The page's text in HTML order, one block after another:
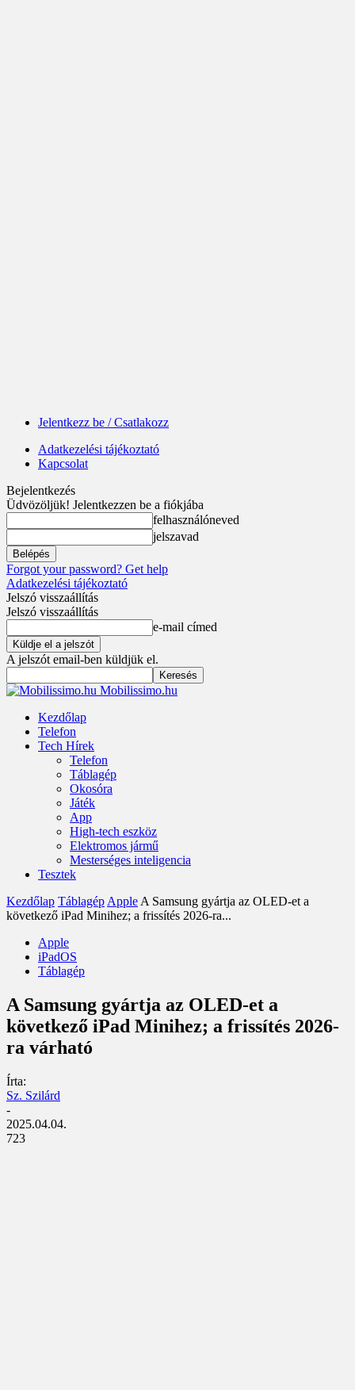
Jelentkezz be / Csatlakozz
Adatkezelési tájékoztató
Kapcsolat
Bejelentkezés
Üdvözöljük! Jelentkezzen be a fiókjába
felhasználóneved
jelszavad
Forgot your password? Get help
Adatkezelési tájékoztató
Jelszó visszaállítás
Jelszó visszaállítás
e-mail címed
A jelszót email-ben küldjük el.
Mobilissimo.hu
Kezdőlap
Telefon
Tech Hírek
Telefon
Táblagép
Okosóra
Játék
App
High-tech eszköz
Elektromos jármű
Mesterséges inteligencia
Tesztek
Kezdőlap Táblagép Apple A Samsung gyártja az OLED-et a
következő iPad Minihez; a frissítés 2026-ra...
Apple
iPadOS
Táblagép
A Samsung gyártja az OLED-et a
következő iPad Minihez; a frissítés 2026-
ra várható
Írta:
Sz. Szilárd
-
2025.04.04.
723